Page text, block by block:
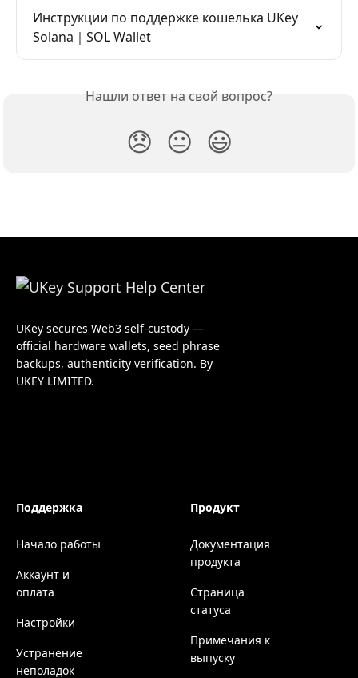
Инструкции по поддержке кошелька UKey
Solana｜SOL Wallet
Нашли ответ на свой вопрос?
😞 😐 😃
UKey secures Web3 self-custody —
official hardware wallets, seed phrase
backups, authenticity verification. By
UKEY LIMITED.
Поддержка
Начало работы
Аккаунт и
оплата
Настройки
Устранение
неполадок
Продукт
Документация
продукта
Страница
статуса
Примечания к
выпуску